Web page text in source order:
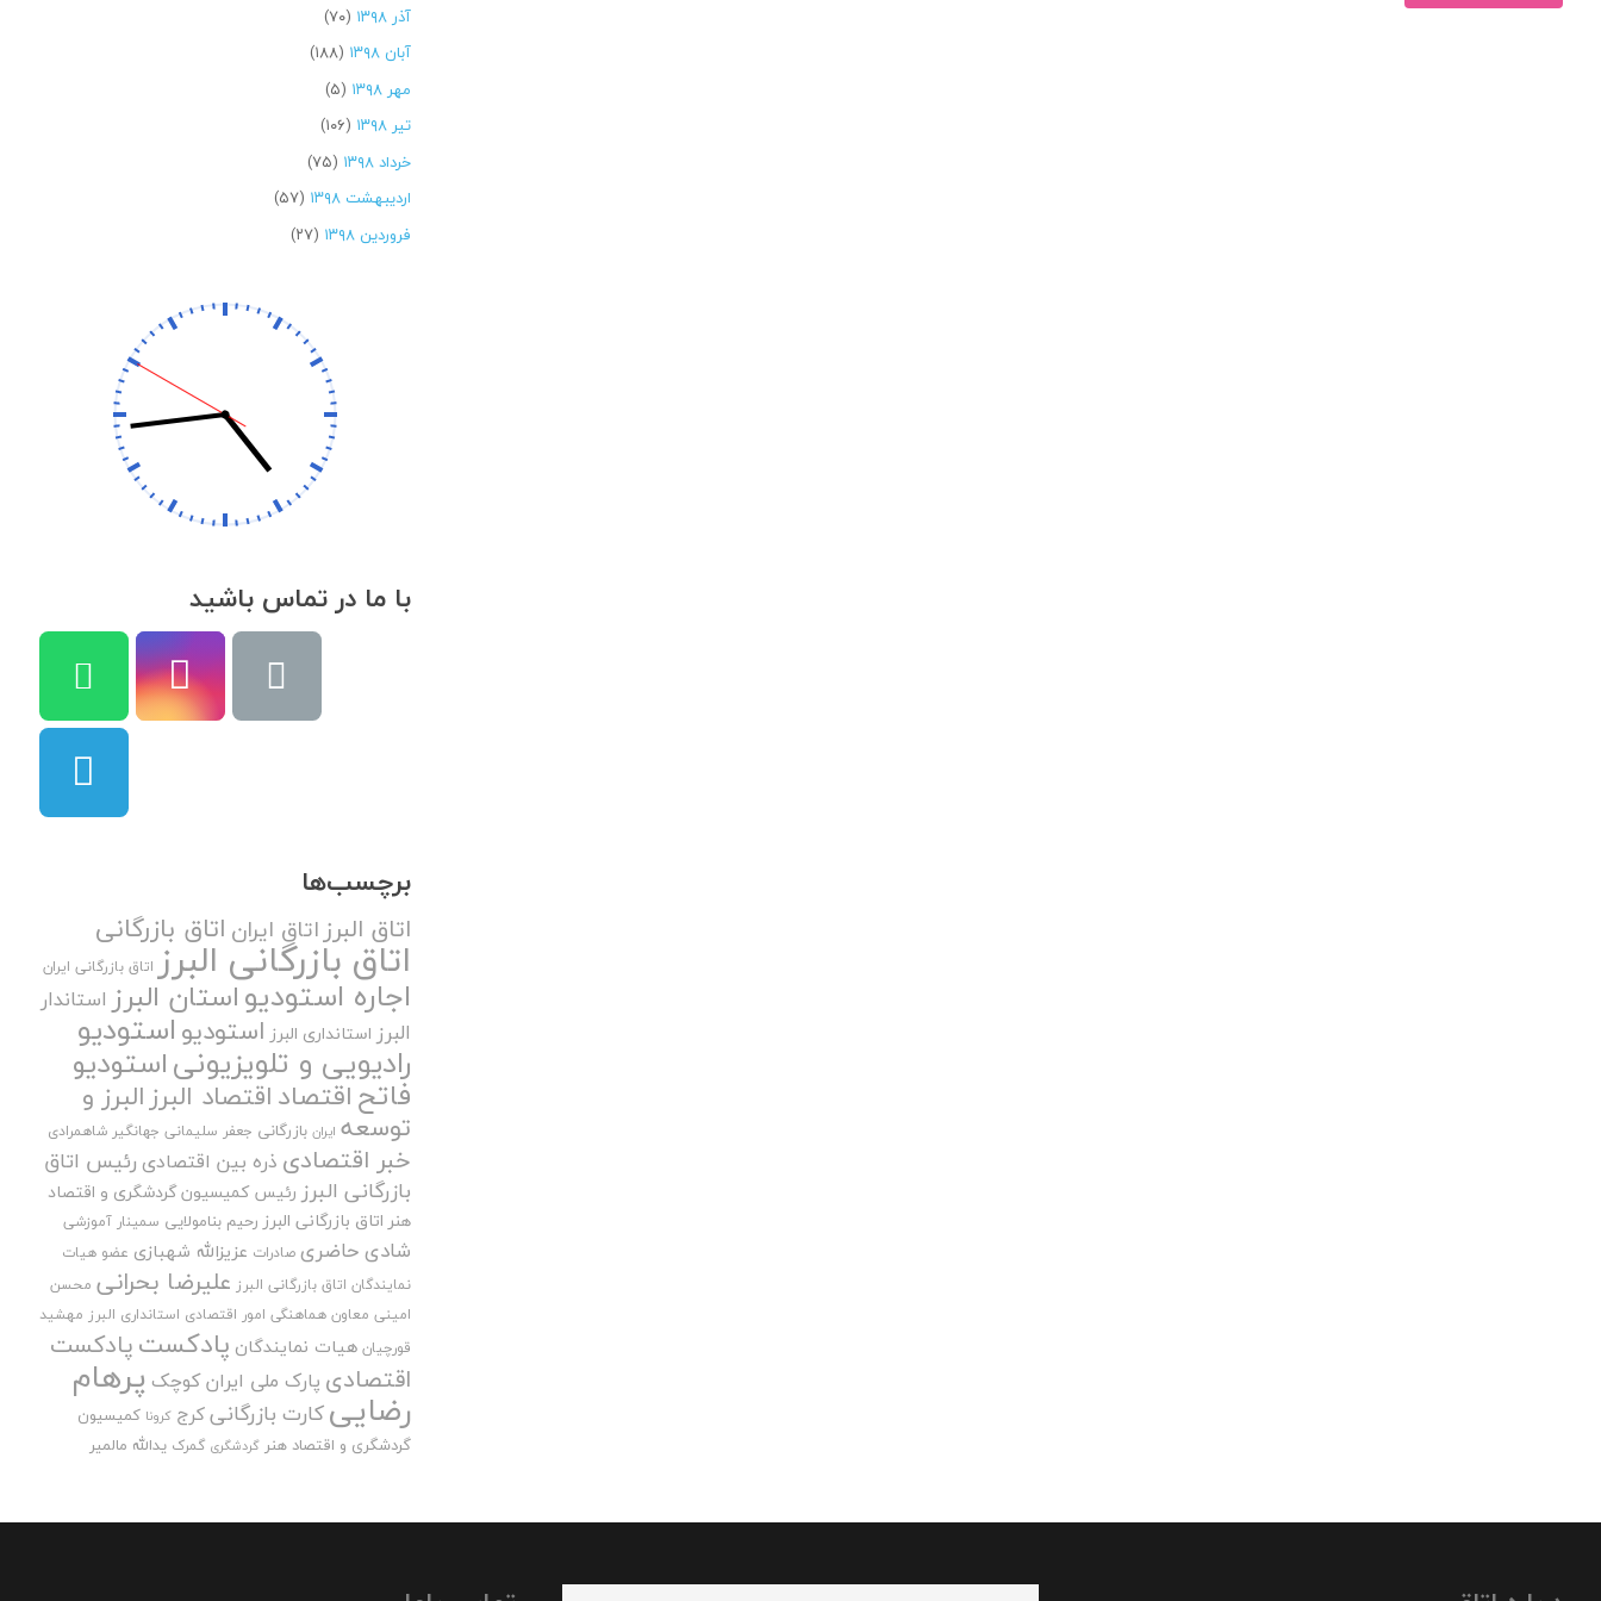
آذر ۱۳۹۸
(۷۰)
آبان ۱۳۹۸
(۱۸۸)
مهر ۱۳۹۸
(۵)
تیر ۱۳۹۸
(۱۰۶)
خرداد ۱۳۹۸
(۷۵)
اردیبهشت ۱۳۹۸
(۵۷)
فروردین ۱۳۹۸
(۲۷)
با ما در تماس باشید
برچسب‌ها
اتاق البرزاتاق ایران اتاق بازرگانی
اتاق بازرگانی البرز اتاق بازرگانی ایران
اجاره استودیواستان البرز استاندار
البرز استانداری البرز استودیواستودیو
رادیویی و تلویزیونیاستودیو
فاتحاقتصاداقتصاد البرزالبرز و
توسعه ایران بازرگانی جعفر سلیمانی جهانگیر شاهمرادی
خبر اقتصادی ذره بین اقتصادی رئیس اتاق
بازرگانی البرز رئیس کمیسیون گردشگری و اقتصاد
هنر اتاق بازرگانی البرز رحیم بنامولایی سمینار آموزشی
شادی حاضری صادرات عزیزالله شهبازی عضو هیات
نمایندگان اتاق بازرگانی البرز علیرضا بحرانی محسن
امینی معاون هماهنگی امور اقتصادی استانداری البرز مهشید
قورچیان هیات نمایندگان پادکستپادکست
اقتصادی پارک ملی ایران کوچک پرهام
رضاییکارت بازرگانیکرج کرونا کمیسیون
گردشگری و اقتصاد هنر گردشگری گمرک یدالله مالمیر